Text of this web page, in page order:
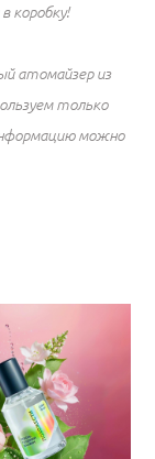
коробку!
атомайзер из
только
можно